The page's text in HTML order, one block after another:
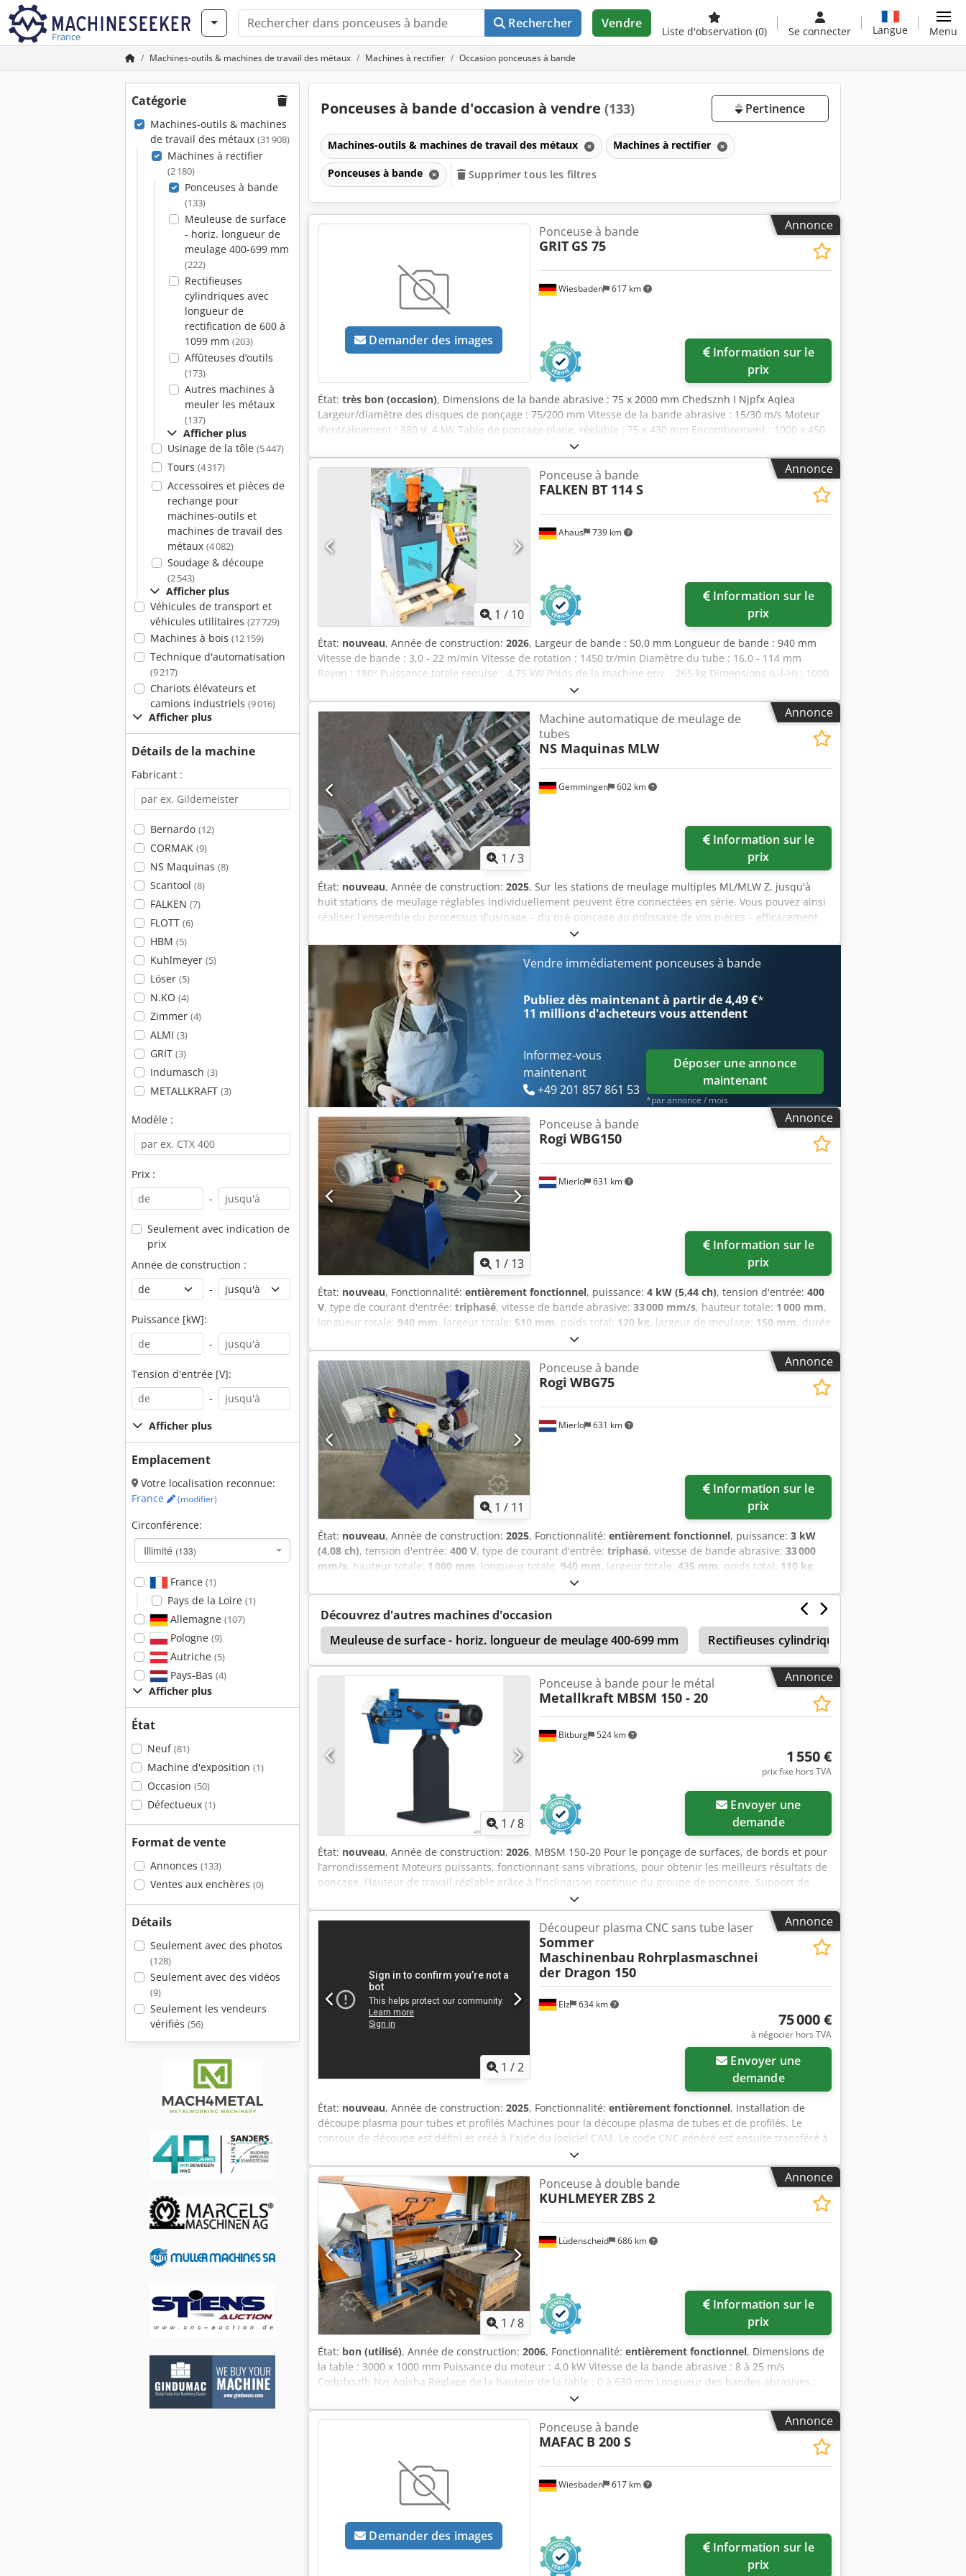
France
Rechercher Vendre
Liste d'observation (0) Se connecter Langue Menu
Machines-outils & machines de travail des métaux Machines à rectifier Occasion ponceuses à bande
Catégorie
Machines-outils & machines
de travail des métaux (31 908)
Machines à rectifier
(2 180)
Ponceuses à bande
(133)
Meuleuse de surface
- horiz. longueur de
meulage 400-699 mm
(222)
Rectifieuses
cylindriques avec
longueur de
rectification de 600 à
1099 mm (203)
Affûteuses d’outils
(173)
Autres machines à
meuler les métaux
(137)
Afficher plus
Usinage de la tôle (5 447)
Tours (4 317)
Accessoires et pièces de
rechange pour
machines-outils et
machines de travail des
métaux (4 082)
Soudage & découpe
(2 543)
Afficher plus
Véhicules de transport et
véhicules utilitaires (27 729)
Machines à bois (12 159)
Technique d'automatisation
(9 217)
Chariots élévateurs et
camions industriels (9 016)
Afficher plus
Détails de la machine
Fabricant :
Bernardo (12)
CORMAK (9)
NS Maquinas (8)
Scantool (8)
FALKEN (7)
FLOTT (6)
HBM (5)
Kuhlmeyer (5)
Löser (5)
N.KO (4)
Zimmer (4)
ALMI (3)
GRIT (3)
Indumasch (3)
METALLKRAFT (3)
Modèle :
Prix :
-
Seulement avec indication de
prix
Année de construction :
-
Puissance [kW]:
-
Tension d'entrée [V]:
-
Afficher plus
Emplacement
Votre localisation reconnue:
France
(modifier)
Circonférence:
Illimité (133)
France (1)
Pays de la Loire (1)
Allemagne (107)
Pologne (9)
Autriche (5)
Pays-Bas (4)
Afficher plus
État
Neuf(81)
Machine d'exposition (1)
Occasion (50)
Défectueux (1)
Format de vente
Annonces (133)
Ventes aux enchères (0)
Détails
Seulement avec des photos
(128)
Seulement avec des vidéos
(9)
Seulement les vendeurs
vérifiés (56)
Ponceuses à bande d'occasion à vendre (133) Pertinence
Machines-outils & machines de travail des métaux Machines à rectifier
Ponceuses à bande Supprimer tous les filtres
Annonce
Demander des images
Wiesbaden 617 km
Ponceuse à bande
GRIT GS 75
Information sur le
prix
État: très bon (occasion), Dimensions de la bande abrasive : 75 x 2000 mm Chedsznh I Njpfx Aqiea
Largeur/diamètre des disques de ponçage : 75/200 mm Vitesse de la bande abrasive : 15/30 m/s Moteur
d’entraînement : 380 V, 4 kW Table de ponçage plane, réglable : 75 x 430 mm Encombrement : 1000 x 450
Annonce
1 / 10
Ahaus 739 km
Ponceuse à bande
FALKEN BT 114 S
Information sur le
prix
État: nouveau, Année de construction: 2026, Largeur de bande : 50,0 mm Longueur de bande : 940 mm
Vitesse de bande : 3,0 - 22 m/min Vitesse de rotation : 1450 tr/min Diamètre du tube : 16,0 - 114 mm
Rayon : 180° Puissance totale requise : 4,75 kW Poids de la machine env. : 265 kg Dimensions (L-l-H) : 1000
x 750 x 1300 mm Équipement : - Ponceuse de tubes à bande électromotrice / stationnaire - Avance
automatique du matériau avec moteur d'entraînement séparé - Bandes abrasives de rechange - Réglage
de la vitesse en continu - Réglage manuel de la tension du tube - Polissage des tubes cintrés jusqu'à 180°
Csdoxaaxqopfx Aqieha - Travail manuel sans avance possible - Marquage CE / déclaration de conformité
Annonce
1 /3
Gemmingen 602 km
Machine automatique de meulage de
tubes
NS Maquinas MLW
Information sur le
prix
État: nouveau, Année de construction: 2025, Sur les stations de meulage multiples ML/MLW Z, jusqu'à
huit stations de meulage réglables individuellement peuvent être connectées en série. Vous pouvez ainsi
réaliser l'ensemble du processus d'usinage – du pré-ponçage au polissage de vos pièces – efficacement
en une seule opération. Chodpfsww Ugyex Aqisa Diamètre de 4 à 350 mm Meulage à sec ou humide
Vendre immédiatement ponceuses à bande
Publiez dès maintenant à partir de 4,49 €*
11 millions d'acheteursvous attendent
Informez-vous
maintenant
+49 201 857 861 53
Déposer une annonce
maintenant
*par annonce / mois
Annonce
1 / 13
Mierlo 631 km
Ponceuse à bande
Rogi WBG150
Information sur le
prix
État: nouveau, Fonctionnalité: entièrement fonctionnel, puissance: 4 kW (5,44 ch), tension d'entrée: 400
V, type de courant d'entrée: triphasé, vitesse de bande abrasive: 33 000 mm/s, hauteur totale: 1 000 mm,
longueur totale: 940 mm, largeur totale: 510 mm, poids total: 120 kg, largeur de meulage: 150 mm, durée
, WBG150 – Ponceuse à bande ROGI 400V – Triphasée Csdpfega T Ihex Aqijha
Bande abrasive : 150 x 2000 mm Vitesse de la bande : 33 m/s Moteur : 4 kW Poids : 120 kg INCLUS : *
Châssis robuste * Bande abrasive
Annonce
1 / 11
Mierlo 631 km
Ponceuse à bande
Rogi WBG75
Information sur le
prix
État: nouveau, Année de construction: 2025, Fonctionnalité: entièrement fonctionnel, puissance: 3 kW
(4,08 ch), tension d'entrée: 400 V, type de courant d'entrée: triphasé, vitesse de bande abrasive: 33 000
mm/s, hauteur totale: 1 000 mm, longueur totale: 940 mm, largeur totale: 435 mm, poids total: 110 kg,
12 mois
phases Bande abrasive : 75 x 2000 mm Vitesse de la bande : 33 m/s Moteur : 3 kW Chodpfjga T Ayox Aqija
Poids : 110 kg INCLUS : * Châssis robuste * Bande abrasive
Découvrez d'autres machines d'occasion
Meuleuse de surface - horiz. longueur de meulage 400-699 mm
Rectifieuses cylindriques avec longueur de
Ponceuse Circulaire Scantool
Annonce
1 /8
Bitburg 524 km
Ponceuse à bande pour le métal
Metallkraft MBSM 150 - 20
1 550 €
prix fixe hors TVA
demande
État: nouveau, Année de construction: 2026, MBSM 150-20 Pour le ponçage de surfaces, de bords et pour
l’arrondissement Moteurs puissants, fonctionnant sans vibrations, pour obtenir les meilleurs résultats de
ponçage. Hauteur de travail réglable grâce à l’inclinaison continue du groupe de ponçage. Support de
pièce réglable en inclinaison. Surface de ponçage continue permettant le ponçage même de pièces
longues. Un raccord d’aspiration situé sur le carter à étincelles et sur la bobine arrière. Protection
rabattable. Changement de bande de ponçage ultra-rapide grâce au système de fixation rapide. Réglage
simple du trajet de la bande à l’aide d’une vis de réglage. Moteur avec frein et interrupteur de sécurité.
Dimensions et poids Chjdpfshk Df Djx Aqioa Longueur env. 527 mm Largeur/Profondeur env. 995 mm
Hauteur env. 1025 mm Poids env. 114 kg Aspiration Diamètre nominal du raccord d’aspiration extérieur 60
mm Données électriques Tension d’alimentation 400 V Fréquence du réseau 50 Hz Émissions sonores
Niveau de pression sonore d’émission au poste de travail Lp (à vide, sans aspiration) 80 dB(A) Groupe de
ponçage Largeur de ponçage max. 150 mm Longueur de la bande de ponçage 2000 mm Largeur de la
bande de ponçage 150 mm Vitesse(s) de rotation de la bande 30 m/s Diamètre du rouleau de contact 200
Annonce
1 /2
Elz 634 km
Découpeur plasma CNC sans tube laser
Sommer
Maschinenbau Rohrplasmaschnei
der Dragon 150
75 000 €
à négocier hors TVA
demande
État: nouveau, Année de construction: 2025, Fonctionnalité: entièrement fonctionnel, Installation de
découpe plasma pour tubes et profilés Machines pour la découpe plasma de tubes et de profilés. Le
contour de découpe est défini et créé à l'aide du logiciel CAM. Le code CNC généré est ensuite transféré à
la machine via USB ou réseau. Le programme peut être facilement appelé via l'écran tactile de 12 pouces.
Après avoir placé manuellement la pièce à usiner, le processus de découpe automatique est démarré. -
Longueur du tube : max. 6 000 mm - pour tubes ronds d'un diamètre extérieur maximal de 150 mm - pour
tubes à 4 faces d'une dimension maximale de 101,6 x 101,6 mm (4" x 4") - poids maximal du tube : 150 kg
Csdpog Dvdcjfx Aqioha - mandrin à 4 mors - chargement latéral possible, protégé par une barrière
immatérielle - processus de découpe entièrement automatique - commande par PC industriel avec écran
tactile de 12 pouces - importation de données via USB et LAN - Consommation électrique de la machine :
400 V, 3 phases, 2 kW - Dimensions : 690 x 100 x 180 cm - Poids : environ 800 kg Fabriqué en Allemagne
Les images montrent une machine plus ancienne et plus grande.
Annonce
1 /8
Lüdenscheid 686 km
Ponceuse à double bande
KUHLMEYER ZBS 2
Information sur le
prix
État: bon (utilisé), Année de construction: 2006, Fonctionnalité: entièrement fonctionnel, Dimensions de
la table : 3000 x 1000 mm Puissance du moteur : 4,0 kW Vitesse de la bande abrasive : 8 à 25 m/s
Codpfxszlh Nzj Aqisha Réglage de la hauteur de la table : 0 à 630 mm Longueur des bandes abrasives :
9000 mm Encombrement : 4750 x 2300 mm Hauteur de la machine : environ 2500 mm Pression d’air : 6
bars Caractéristiques : - Deux bandes abrasives pour le pré-ponçage et le ponçage de finition - Guidage
triangulaire des bandes pour une visibilité et une liberté de mouvement optimales - Tendeur
pneumatique des bandes abrasives avec guides à billes - Vitesse de la bande réglable - Inclinaison des
bandes abrasives jusqu’à 90° - Centrage automatique de la bande abrasive - Canaux pour les bandes
s’ouvrant pneumatiquement - Déplacement manuel de la pièce dans 3 axes - Chaque axe équipé d’un
frein ou d’un dispositif de blocage - Système de fixation par vide pour les pièces
Annonce
Demander des images
Wiesbaden 617 km
Ponceuse à bande
MAFAC B 200 S
Information sur le
prix